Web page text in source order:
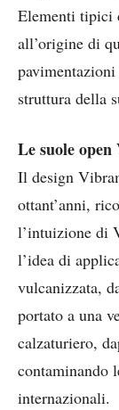
Elementi tipici
all’origine di
struttura della
Le suole
Il design
ottant’anni,
l’intuizione di
l’idea di
vulcanizzata,
portato a una
calzaturiero,
contaminando
internazionali.